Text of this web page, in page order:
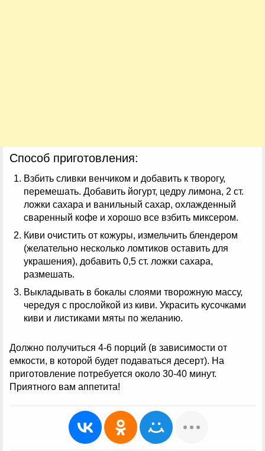
Способ приготовления:
Взбить сливки венчиком и добавить к творогу,
перемешать. Добавить йогурт, цедру лимона, 2 ст.
ложки сахара и ванильный сахар, охлажденный
сваренный кофе и хорошо все взбить миксером.
Киви очистить от кожуры, измельчить блендером
(желательно несколько ломтиков оставить для
украшения), добавить 0,5 ст. ложки сахара,
размешать.
Выкладывать в бокалы слоями творожную массу,
чередуя с прослойкой из киви. Украсить кусочками
киви и листиками мяты по желанию.
Должно получиться 4-6 порций (в зависимости от
емкости, в которой будет подаваться десерт). На
приготовление потребуется около 30-40 минут.
Приятного вам аппетита!